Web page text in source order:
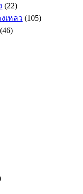
(22)
เหลว (105)
(46)